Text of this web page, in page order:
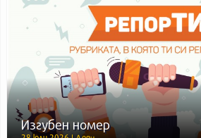
Изгубен номер